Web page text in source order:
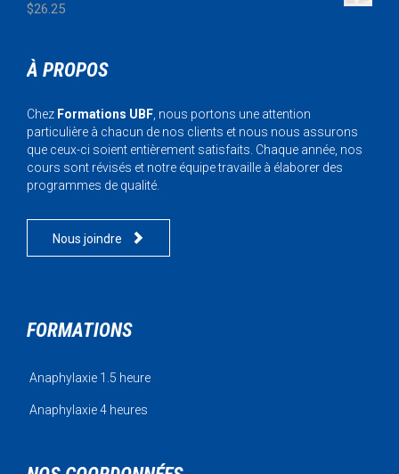
$26.25
À PROPOS
Chez Formations UBF , nous portons une attention
particulière à chacun de nos clients et nous nous assurons
que ceux-ci soient entièrement satisfaits. Chaque année, nos
cours sont révisés et notre équipe travaille à élaborer des
programmes de qualité.
Nous joindre 
FORMATIONS
Anaphylaxie 1.5 heure
Anaphylaxie 4 heures